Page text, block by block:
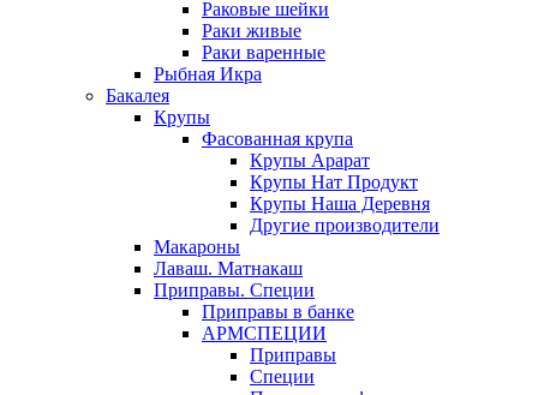
Раковые шейки
Раки живые
Раки варенные
Рыбная Икра
Бакалея
Крупы
Фасованная крупа
Крупы Арарат
Крупы Нат Продукт
Крупы Наша Деревня
Другие производители
Макароны
Лаваш. Матнакаш
Приправы. Специи
Приправы в банке
АРМСПЕЦИИ
Приправы
Специи